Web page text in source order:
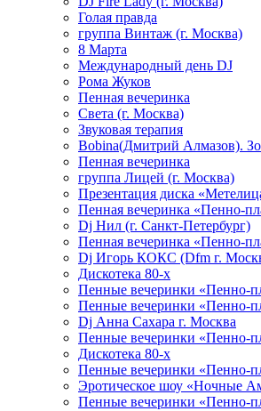
Голая правда
группа Винтаж (г. Москва)
8 Марта
Международный день DJ
Рома Жуков
Пенная вечеринка
Света (г. Москва)
Звуковая терапия
Bobina(Дмитрий Алмазов).
Пенная вечеринка
группа Лицей (г. Москва)
Презентация диска
Пенная вечеринка «Пенно-
Dj Нил (г. Санкт-Петербург)
Пенная вечеринка «Пенно-
Dj Игорь КОКС (Dfm г.
Дискотека 80-х
Пенные вечеринки «Пенно-
Пенные вечеринки «Пенно-
Dj Анна Сахара г. Москва
Пенные вечеринки «Пенно-
Дискотека 80-х
Пенные вечеринки «Пенно-
Эротическое шоу «Ночные
Пенные вечеринки «Пенно-